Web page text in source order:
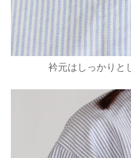
衿元はしっかりと